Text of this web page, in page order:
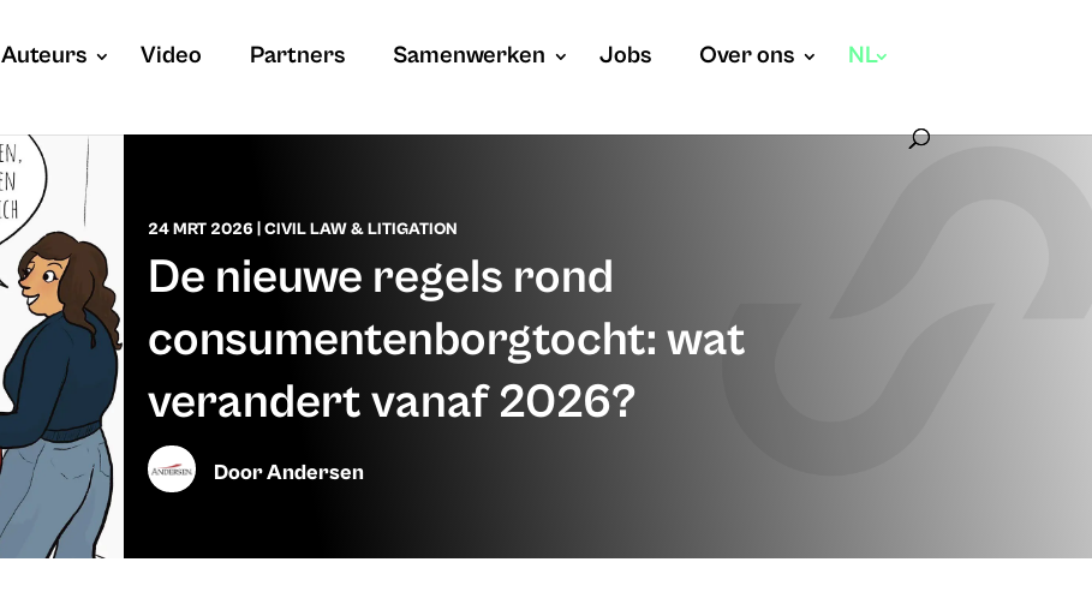
Auteurs Video Partners Samenwerken Jobs Over ons NL
24 MRT 2026 CIVIL LAW & LITIGATION
De nieuwe regels rond
consumentenborgtocht: wat
verandert vanaf 2026?
DoorAndersen